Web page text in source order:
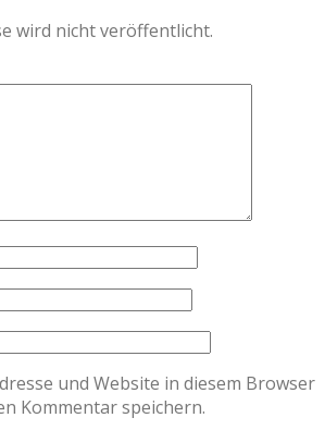
wird nicht veröffentlicht.
und Website in diesem Browser
Kommentar speichern.